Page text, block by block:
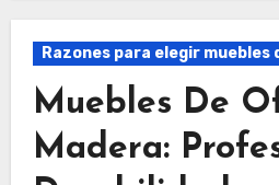
Razones para elegir muebles
Muebles De
Madera: